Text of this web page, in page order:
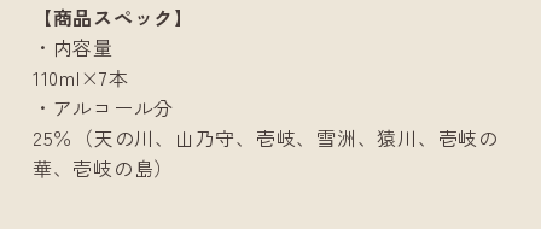
【商品スペック】
・内容量
110ml×7本
・アルコール分
25％（天の川、山乃守、壱岐、雪洲、猿川、壱岐の
華、壱岐の島）